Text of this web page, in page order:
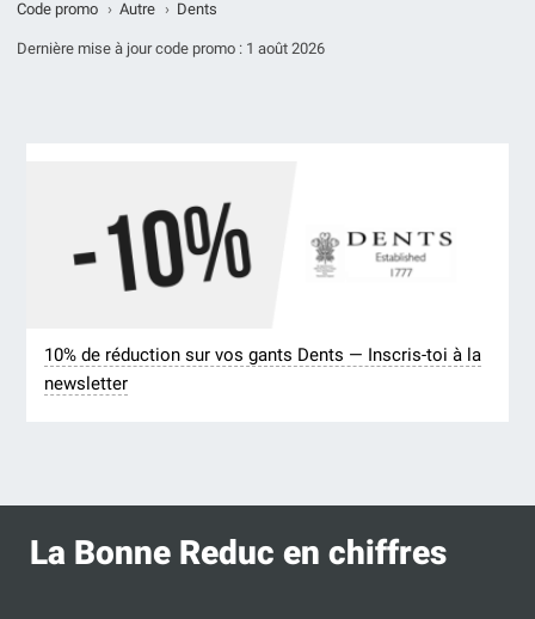
Code promo › Autre › Dents
Dernière mise à jour code promo : 1 août 2026
10% de réduction sur vos gants Dents — Inscris-toi à la
newsletter
La Bonne Reduc en chiffres